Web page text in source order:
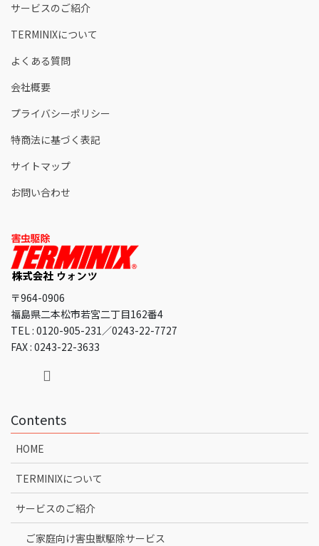
サービスのご紹介
TERMINIXについて
よくある質問
会社概要
プライバシーポリシー
特商法に基づく表記
サイトマップ
お問い合わせ
〒964-0906
福島県二本松市若宮二丁目162番4
TEL : 0120-905-231／0243-22-7727
FAX : 0243-22-3633
Contents
HOME
TERMINIXについて
サービスのご紹介
ご家庭向け害虫獣駆除サービス